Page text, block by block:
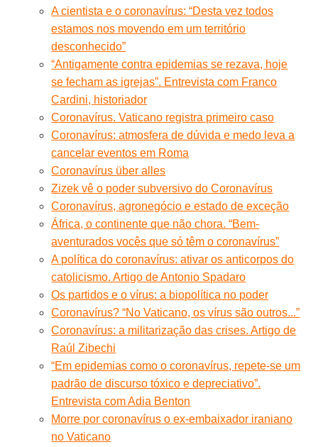
A cientista e o coronavírus: “Desta vez todos
estamos nos movendo em um território
desconhecido”
“Antigamente contra epidemias se rezava, hoje
se fecham as igrejas”. Entrevista com Franco
Cardini, historiador
Coronavírus. Vaticano registra primeiro caso
Coronavírus: atmosfera de dúvida e medo leva a
cancelar eventos em Roma
Coronavírus über alles
Zizek vê o poder subversivo do Coronavírus
Coronavírus, agronegócio e estado de exceção
África, o continente que não chora. “Bem-
aventurados vocês que só têm o coronavírus”
A política do coronavírus: ativar os anticorpos do
catolicismo. Artigo de Antonio Spadaro
Os partidos e o vírus: a biopolítica no poder
Coronavírus? “No Vaticano, os vírus são outros...”
Coronavírus: a militarização das crises. Artigo de
Raúl Zibechi
“Em epidemias como o coronavírus, repete-se um
padrão de discurso tóxico e depreciativo”.
Entrevista com Adia Benton
Morre por coronavírus o ex-embaixador iraniano
no Vaticano